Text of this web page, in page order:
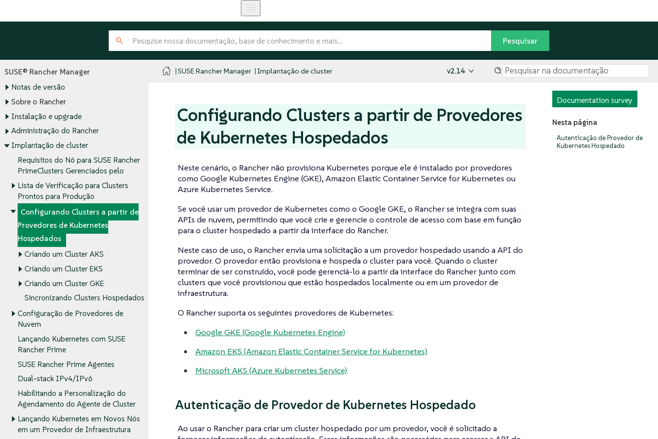
SUSE® Rancher Manager
Notas de versão
Sobre o Rancher
Instalação e upgrade
Administração do Rancher
Implantação de cluster
Requisitos do Nó para SUSE Rancher
PrimeClusters Gerenciados pelo
Lista de Verificação para Clusters
Prontos para Produção
Configurando Clusters a partir de
Provedores de Kubernetes
Hospedados
Criando um Cluster AKS
Criando um Cluster EKS
Criando um Cluster GKE
Sincronizando Clusters Hospedados
Configuração de Provedores de
Nuvem
Lançando Kubernetes com SUSE
Rancher Prime
SUSE Rancher Prime Agentes
Dual-stack IPv4/IPv6
Habilitando a Personalização do
Agendamento do Agente de Cluster
Lançando Kubernetes em Novos Nós
em um Provedor de Infraestrutura
SUSE Rancher Manager Implantação de cluster v2.14
Documentation survey
Nesta página
Autenticação de Provedor de
Kubernetes Hospedado
Configurando Clusters a partir de Provedores
de Kubernetes Hospedados
Neste cenário, o Rancher não provisiona Kubernetes porque ele é instalado por provedores
como Google Kubernetes Engine (GKE), Amazon Elastic Container Service for Kubernetes ou
Azure Kubernetes Service.
Se você usar um provedor de Kubernetes como o Google GKE, o Rancher se integra com suas
APIs de nuvem, permitindo que você crie e gerencie o controle de acesso com base em função
para o cluster hospedado a partir da interface do Rancher.
Neste caso de uso, o Rancher envia uma solicitação a um provedor hospedado usando a API do
provedor. O provedor então provisiona e hospeda o cluster para você. Quando o cluster
terminar de ser construído, você pode gerenciá-lo a partir da interface do Rancher junto com
clusters que você provisionou que estão hospedados localmente ou em um provedor de
infraestrutura.
O Rancher suporta os seguintes provedores de Kubernetes:
Google GKE (Google Kubernetes Engine)
Amazon EKS (Amazon Elastic Container Service for Kubernetes)
Microsoft AKS (Azure Kubernetes Service)
Autenticação de Provedor de Kubernetes Hospedado
Ao usar o Rancher para criar um cluster hospedado por um provedor, você é solicitado a